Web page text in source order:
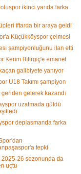
ikinci yarıda farka
iftarda bir araya geldi
Küçükköyspor çelmesi
şampiyonluğunu ilan etti
Kerim Bitirgiç'e emanet
galibiyete yanıyor
U18 Takımı şampiyon
gelerek kazandı
uzatmada güldü
deplasmanda farka
tepki
2025-26 sezonunda da
uçtu